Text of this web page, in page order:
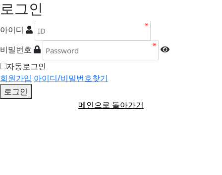
로그인
아이디
비밀번호
자동로그인
회원가입 아이디/비밀번호찾기
로그인
메인으로 돌아가기